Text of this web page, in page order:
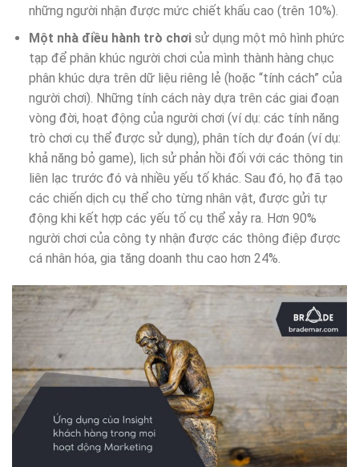
những người nhận được mức chiết khấu cao (trên 10%).
Một nhà điều hành trò chơisử dụng một mô hình phức
tạp để phân khúc người chơi của mình thành hàng chục
phân khúc dựa trên dữ liệu riêng lẻ (hoặc “tính cách” của
người chơi). Những tính cách này dựa trên các giai đoạn
vòng đời, hoạt động của người chơi (ví dụ: các tính năng
trò chơi cụ thể được sử dụng), phân tích dự đoán (ví dụ:
khả năng bỏ game), lịch sử phản hồi đối với các thông tin
liên lạc trước đó và nhiều yếu tố khác. Sau đó, họ đã tạo
các chiến dịch cụ thể cho từng nhân vật, được gửi tự
động khi kết hợp các yếu tố cụ thể xảy ra. Hơn 90%
người chơi của công ty nhận được các thông điệp được
cá nhân hóa, gia tăng doanh thu cao hơn 24%.